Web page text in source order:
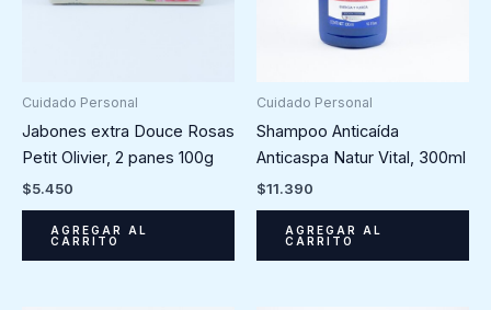
Cuidado Personal
Jabones extra Douce Rosas
Petit Olivier, 2 panes 100g
$5.450
AGREGAR AL
CARRITO
Cuidado Personal
Shampoo Anticaída
Anticaspa Natur Vital, 300ml
$11.390
AGREGAR AL
CARRITO